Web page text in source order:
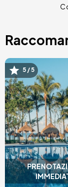
Immagine
5 / 5